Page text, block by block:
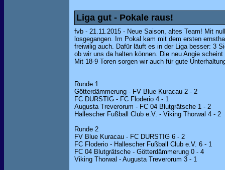
Liga gut - Pokale raus!
fvb - 21.11.2015 - Neue Saison, altes Team! Mit
losgegangen. Im Pokal kam mit dem ersten
freiwilig auch. Dafür läuft es in der Liga besser: 3
ob wir uns da halten können. Die neu Angie
Mit 18-9 Toren sorgen wir auch für gute
Runde 1
Götterdämmerung - FV Blue Kuracau 2 - 2
FC DURSTIG - FC Floderio 4 - 1
Augusta Treverorum - FC 04 Blutgrätsche 1 - 2
Hallescher Fußball Club e.V. - Viking Thorwal 4 - 2
Runde 2
FV Blue Kuracau - FC DURSTIG 6 - 2
FC Floderio - Hallescher Fußball Club e.V. 6 - 1
FC 04 Blutgrätsche - Götterdämmerung 0 - 4
Viking Thorwal - Augusta Treverorum 3 - 1